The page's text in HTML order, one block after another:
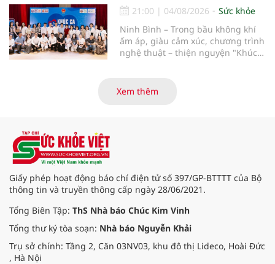
21:00 | 04/08/2026
Sức khỏe
Ninh Bình – Trong bầu không khí
ấm áp, giàu cảm xúc, chương trình
nghệ thuật – thiện nguyện "Khúc
điểm dừng chân đầu tiên tại Bệnh
viện Bạch Mai cơ sở Ninh Bình.
Xem thêm
Giấy phép hoạt động báo chí điện tử số 397/GP-BTTTT của Bộ
thông tin và truyền thông cấp ngày 28/06/2021.
Tổng Biên Tập: ThS Nhà báo Chúc Kim Vinh
Tổng thư ký tòa soạn: Nhà báo Nguyễn Khải
Trụ sở chính: Tầng 2, Căn 03NV03, khu đô thị Lideco, Hoài Đức
, Hà Nội